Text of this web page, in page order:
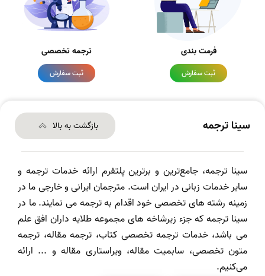
فرمت بندی
ثبت سفارش
ترجمه تخصصی
ثبت سفارش
سینا ترجمه بازگشت به بالا
سینا ترجمه، جامع‌ترین و برترین پلتفرم ارائه خدمات ترجمه و
سایر خدمات زبانی در ایران است. مترجمان ایرانی و خارجی ما در
زمینه رشته های تخصصی خود اقدام به ترجمه می نمایند. ما در
سینا ترجمه که جزء زیرشاخه های مجموعه طلایه داران افق علم
می باشد، خدمات ترجمه تخصصی کتاب، ترجمه مقاله، ترجمه
متون تخصصی، سابمیت مقاله، ویراستاری مقاله و ... ارائه
می‌کنیم.